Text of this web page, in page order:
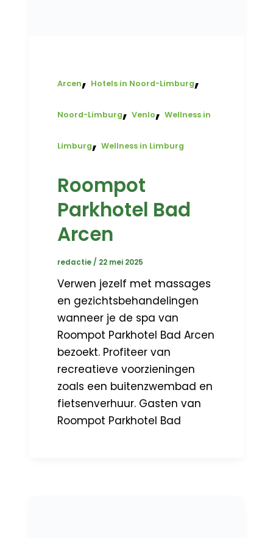
Arcen, Hotels in Noord-Limburg,
Noord-Limburg,Venlo,Wellness in
Limburg,Wellness in Limburg
Roompot
Parkhotel Bad
Arcen
redactie / 22 mei 2025
Verwen jezelf met massages
en gezichtsbehandelingen
wanneer je de spa van
Roompot Parkhotel Bad Arcen
bezoekt. Profiteer van
recreatieve voorzieningen
zoals een buitenzwembad en
fietsenverhuur. Gasten van
Roompot Parkhotel Bad